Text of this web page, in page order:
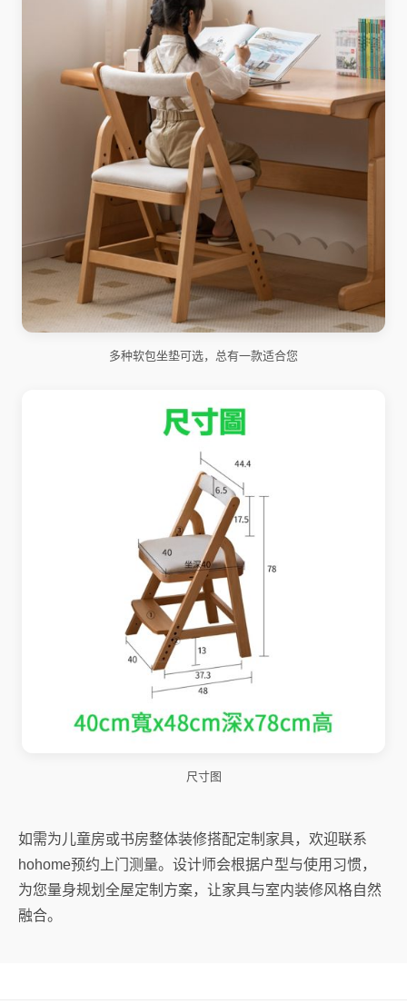
多种软包坐垫可选，总有一款适合您
尺寸图
如需为儿童房或书房整体装修搭配定制家具，欢迎联系
hohome预约上门测量。设计师会根据户型与使用习惯，
为您量身规划全屋定制方案，让家具与室内装修风格自然
融合。